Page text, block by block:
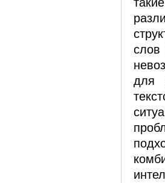
для